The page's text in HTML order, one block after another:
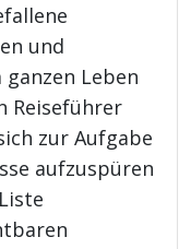
und
Leben
Reiseführer
zur Aufgabe
aufzuspüren